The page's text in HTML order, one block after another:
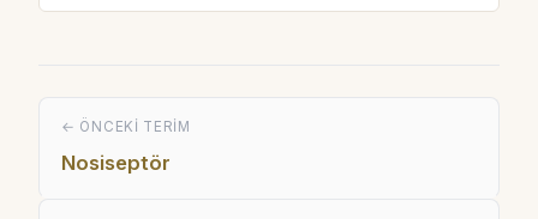
← ÖNCEKI TERIM
Nosiseptör